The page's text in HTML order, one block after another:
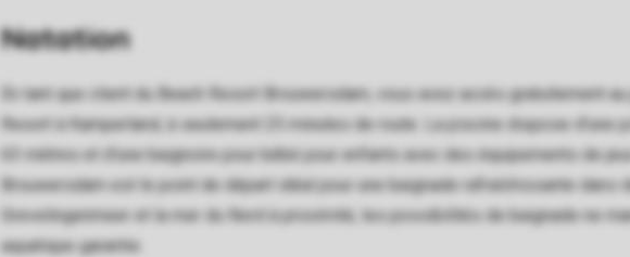
Natation
En tant que client du Beach Resort Brouwersdam, vous avez accès gratuitement
Resort à Kamperland, à seulement 25 minutes de route. La piscine dispose d’une
63 mètres et d'une baignoire pour bébé pour enfants avec des équipements de
Brouwersdam est le point de départ idéal pour une baignade rafraîchissante dans
Grevelingenmeer et la mer du Nord à proximité, les possibilités de baignade ne
aquatique garantie.